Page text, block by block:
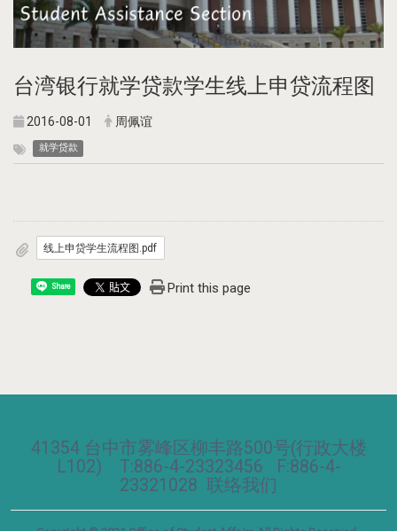
台湾银行就学贷款学生线上申贷流程图
2016-08-01 周佩谊
就学贷款
线上申贷学生流程图.pdf
Share Print this page
41354 台中市雾峰区柳丰路500号(行政大楼
L102) T:886-4-23323456 F:886-4-
23321028 联络我们